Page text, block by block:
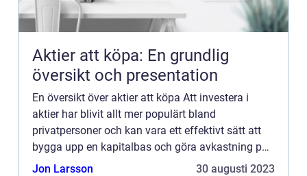
Aktier att köpa: En grundlig
översikt och presentation
En översikt över aktier att köpa Att investera i
aktier har blivit allt mer populärt bland
privatpersoner och kan vara ett effektivt sätt att
bygga upp en kapitalbas och göra avkastning på
sina investeringar. När man överväger att köpa
Jon Larsson 30 augusti 2023